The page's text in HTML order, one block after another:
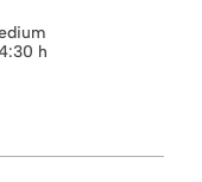
h